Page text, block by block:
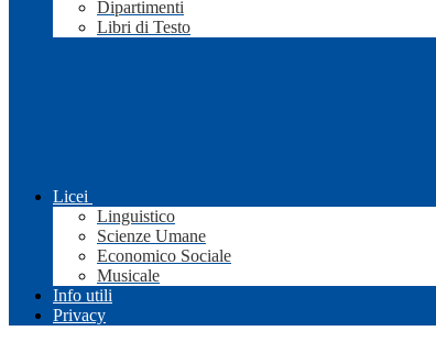
Dipartimenti
Libri di Testo
Licei
Linguistico
Scienze Umane
Economico Sociale
Musicale
Info utili
Privacy